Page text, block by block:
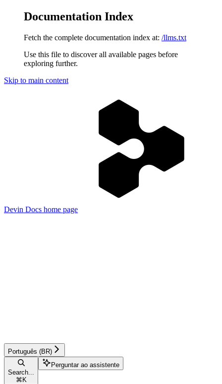
Documentation Index
Fetch the complete documentation index at: /llms.txt
Use this file to discover all available pages before
exploring further.
Skip to main content
Devin Docs home page
Português (BR)
Search...
⌘ K
Perguntar ao assistente